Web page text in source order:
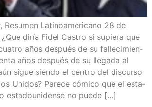
Resu­men Lati­no­ame­ri­cano 28 de
diría Fidel Cas­tro si supie­ra que
años des­pués de su falle­ci­mien­
años des­pués de su lle­ga­da al
sigue sien­do el cen­tro del dis­cur­so
Uni­dos? Pare­ce cómi­co que el esta­
esta­dou­ni­den­se no puede […]